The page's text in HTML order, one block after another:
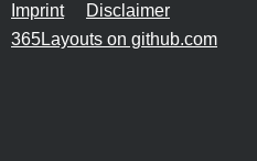
Imprint
Disclaimer
365Layouts on github.com